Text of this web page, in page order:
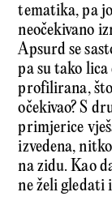
tematika, pa
neočekivano
Apsurd se
pa su tako
profilirana,
očekivao? S
primjerice
izvedena,
na zidu. Kao
ne želi gledati